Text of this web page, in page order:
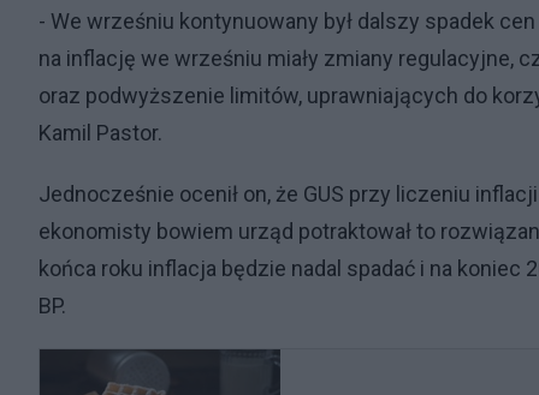
- We wrześniu kontynuowany był dalszy spadek
na inflację we wrześniu miały zmiany regulacyjne,
oraz podwyższenie limitów, uprawniających do
Kamil Pastor.
Jednocześnie ocenił on, że GUS przy liczeniu
ekonomisty bowiem urząd potraktował to
końca roku inflacja będzie nadal spadać i na koniec
BP.